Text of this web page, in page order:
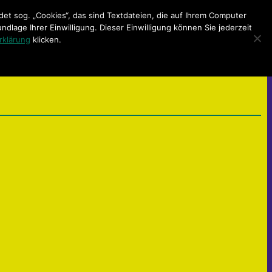
sog. „Cookies“, das sind Textdateien, die auf Ihrem Computer
Ihrer Einwilligung. Dieser Einwilligung können Sie jederzeit
klicken.